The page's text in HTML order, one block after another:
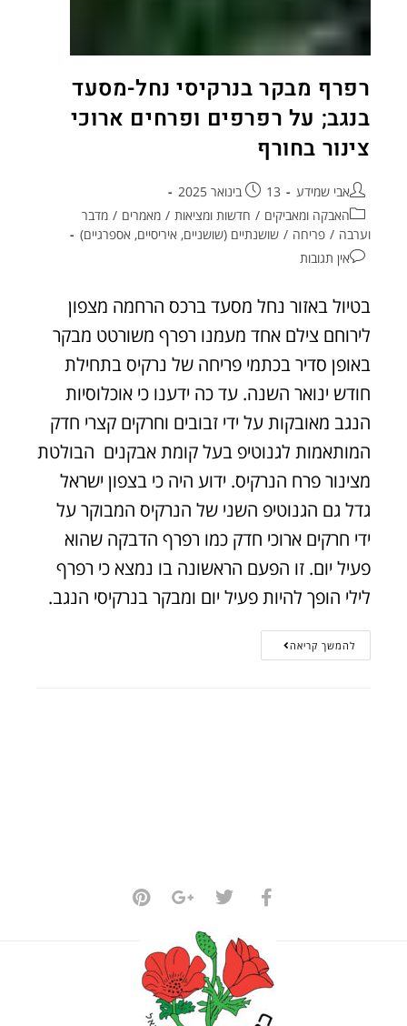
רפרף מבקר בנרקיסי נחל-מסעד
בנגב; על רפרפים ופרחים ארוכי
צינור בחורף
אבי שמידע
13 בינואר 2025
האבקה ומאביקים / חדשות ומציאות / מאמרים / מדבר
וערבה / פריחה / שושנתיים (שושניים, איריסיים, אספרגיים)
אין תגובות
בטיול באזור נחל מסעד ברכס הרחמה מצפון
לירוחם צילם אחד מעמנו רפרף משורטט מבקר
באופן סדיר בכתמי פריחה של נרקיס בתחילת
חודש ינואר השנה. עד כה ידענו כי אוכלוסיות
הנגב מאובקות על ידי זבובים וחרקים קצרי חדק
המותאמות לגנוטיפ בעל קומת אבקנים הבולטת
מצינור פרח הנרקיס. ידוע היה כי בצפון ישראל
גדל גם הגנוטיפ השני של הנרקיס המבוקר על
ידי חרקים ארוכי חדק כמו רפרף הדבקה שהוא
פעיל יום. זו הפעם הראשונה בו נמצא כי רפרף
לילי הופך להיות פעיל יום ומבקר בנרקיסי הנגב.
להמשך קריאה